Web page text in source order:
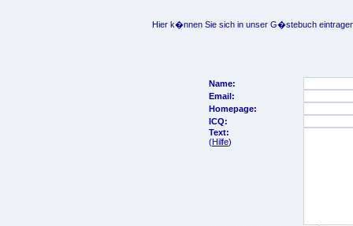
Hier k�nnen Sie sich in unser G�stebuch
Name:
Email:
Homepage:
ICQ:
Text:
(Hilfe)